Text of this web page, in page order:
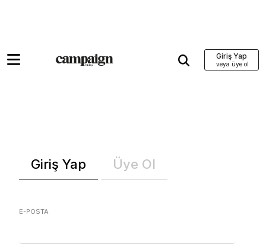
Giriş Yap
Giriş Yap Üye Ol
E-POSTA